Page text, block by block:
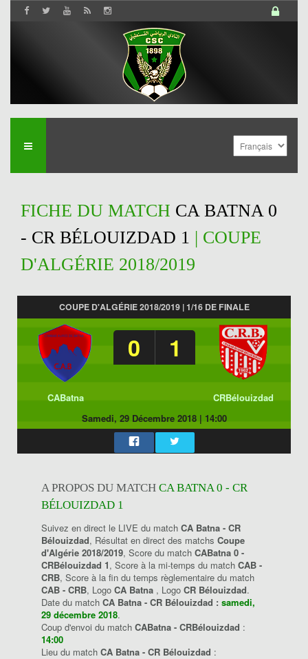
FICHE DU MATCH CA BATNA 0
- CR BÉLOUIZDAD 1 | COUPE
D'ALGÉRIE 2018/2019
COUPE D'ALGÉRIE 2018/2019 | 1/16 DE FINALE
0 1
CABatna
CRBélouizdad
Samedi, 29 Décembre 2018| 14:00
A PROPOS DU MATCH CA BATNA 0 - CR
BÉLOUIZDAD 1
Suivez en direct le LIVE du match CA Batna - CR
Bélouizdad, Résultat en direct des matchs Coupe
d'Algérie 2018/2019, Score du match CABatna 0 -
CRBélouizdad 1, Score à la mi-temps du match CAB -
CRB, Score à la fin du temps règlementaire du match
CAB - CRB, Logo CA Batna , Logo CR Bélouizdad.
Date du match CA Batna - CR Bélouizdad : samedi,
29 décembre 2018.
Coup d'envoi du match CABatna - CRBélouizdad :
14:00
Lieu du match CA Batna - CR Bélouizdad :